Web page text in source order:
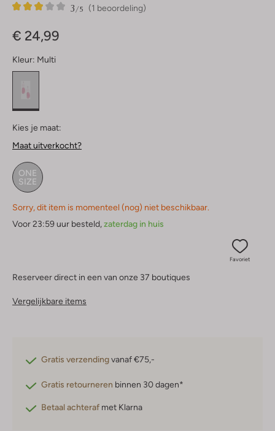
(1 beoordeling)
3/5
1
3
€ 24,99
Kleur: Multi
Kies je maat:
Maat uitverkocht?
ONE
SIZE
Sorry, dit item is momenteel (nog) niet beschikbaar.
Voor 23:59 uur besteld,zaterdag in huis
Favoriet
Reserveer direct in een van onze 37 boutiques
Vergelijkbare items
Gratis verzendingvanaf €75,-
Gratis retourneren binnen 30 dagen*
Betaal achteraf met Klarna